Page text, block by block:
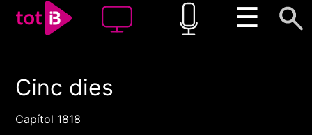
☰
00:00 00:00
Cinc dies
Capítol 1818